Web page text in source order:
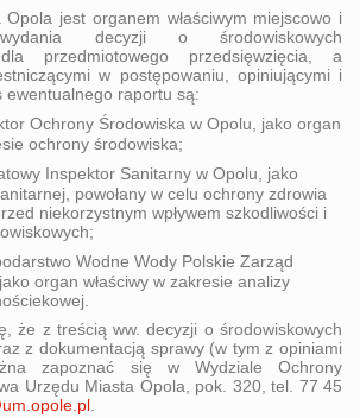
Opola jest organem właściwym miejscowo i
decyzji o środowiskowych
przedmiotowego przedsięwzięcia, a
w postępowaniu, opiniującymi i
ewentualnego raportu są:
Ochrony Środowiska w Opolu, jako organ
ochrony środowiska;
Inspektor Sanitarny w Opolu, jako
powołany w celu ochrony zdrowia
niekorzystnym wpływem szkodliwości i
Wodne Wody Polskie Zarząd
organ właściwy w zakresie analizy
że z treścią ww. decyzji o środowiskowych
z dokumentacją sprawy (w tym z opiniami
zapoznać się w Wydziale Ochrony
Urzędu Miasta Opola, pok. 320, tel. 77 45